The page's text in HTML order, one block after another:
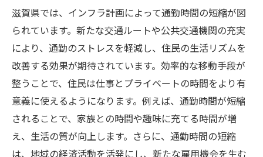
滋賀県では、インフラ計画によって通勤時間の短縮が図
られています。新たな交通ルートや公共交通機関の充実
により、通勤のストレスを軽減し、住民の生活リズムを
改善する効果が期待されています。効率的な移動手段が
整うことで、住民は仕事とプライベートの時間をより有
意義に使えるようになります。例えば、通勤時間が短縮
されることで、家族との時間や趣味に充てる時間が増
え、生活の質が向上します。さらに、通勤時間の短縮
は、地域の経済活動を活発にし、新たな雇用機会を生む